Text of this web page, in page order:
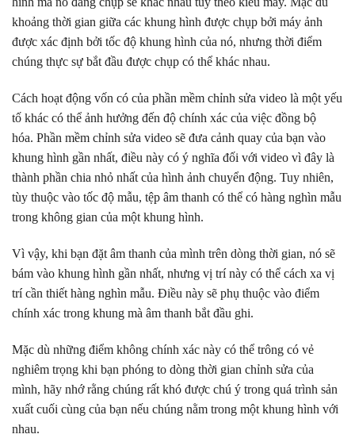
khoảng thời gian giữa các khung hình được chụp bởi máy ảnh
được xác định bởi tốc độ khung hình của nó, nhưng thời điểm
chúng thực sự bắt đầu được chụp có thể khác nhau.
Cách hoạt động vốn có của phần mềm chỉnh sửa video là một yếu
tố khác có thể ảnh hưởng đến độ chính xác của việc đồng bộ
hóa. Phần mềm chỉnh sửa video sẽ đưa cảnh quay của bạn vào
khung hình gần nhất, điều này có ý nghĩa đối với video vì đây là
thành phần chia nhỏ nhất của hình ảnh chuyển động. Tuy nhiên,
tùy thuộc vào tốc độ mẫu, tệp âm thanh có thể có hàng nghìn mẫu
trong không gian của một khung hình.
Vì vậy, khi bạn đặt âm thanh của mình trên dòng thời gian, nó sẽ
bám vào khung hình gần nhất, nhưng vị trí này có thể cách xa vị
trí cần thiết hàng nghìn mẫu. Điều này sẽ phụ thuộc vào điểm
chính xác trong khung mà âm thanh bắt đầu ghi.
Mặc dù những điểm không chính xác này có thể trông có vẻ
nghiêm trọng khi bạn phóng to dòng thời gian chỉnh sửa của
mình, hãy nhớ rằng chúng rất khó được chú ý trong quá trình sản
xuất cuối cùng của bạn nếu chúng nằm trong một khung hình với
nhau.